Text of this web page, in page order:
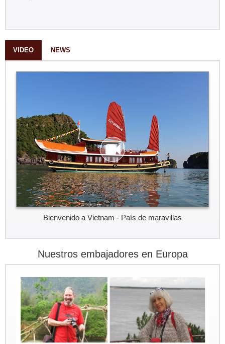
VIDEO NEWS
Bienvenido a Vietnam - País de maravillas
Nuestros embajadores en Europa